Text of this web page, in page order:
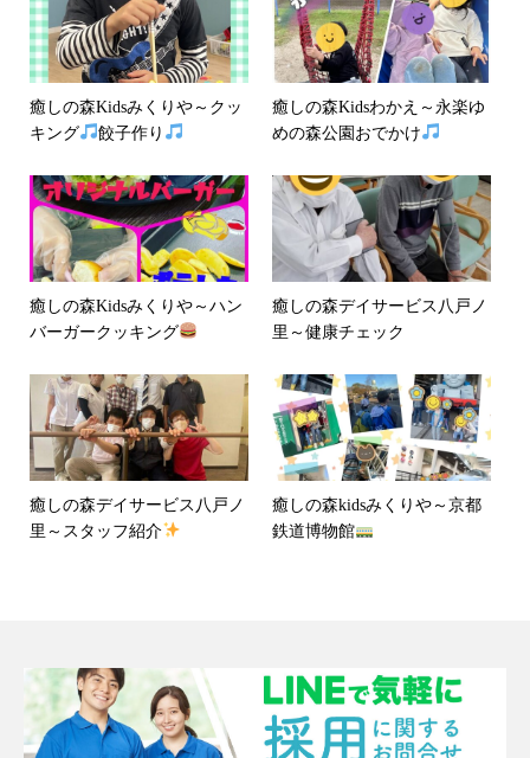
癒しの森Kidsみくりや～クッ
キング
餃子作り
癒しの森Kidsわかえ～永楽ゆ
めの森公園おでかけ
癒しの森Kidsみくりや～ハン
バーガークッキング
癒しの森デイサービス八戸ノ
里～健康チェック
癒しの森デイサービス八戸ノ
里～スタッフ紹介
癒しの森kidsみくりや～京都
鉄道博物館